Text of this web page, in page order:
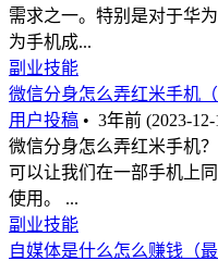
需求之一。特别是对于华
为手机成...
副业技能
微信分身怎么弄红米手机
用户投稿 • 3年前 (2023-12-
微信分身怎么弄红米手机
可以让我们在一部手机上
使用。 ...
副业技能
自媒体是什么怎么赚钱（